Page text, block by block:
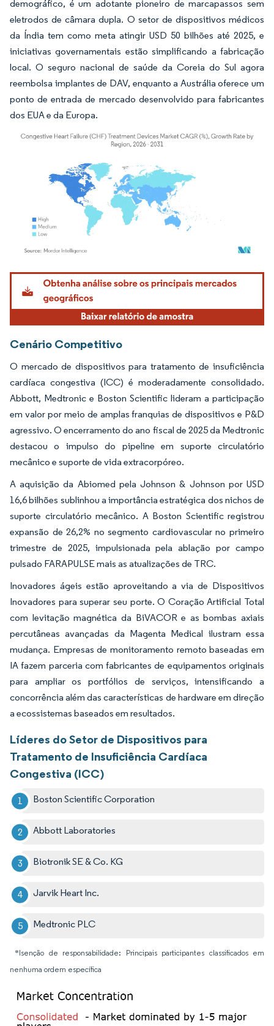
demográfico, é um adotante pioneiro de marcapassos sem
eletrodos de câmara dupla. O setor de dispositivos médicos
da Índia tem como meta atingir USD 50 bilhões até 2025, e
iniciativas governamentais estão simplificando a fabricação
local. O seguro nacional de saúde da Coreia do Sul agora
reembolsa implantes de DAV, enquanto a Austrália oferece um
ponto de entrada de mercado desenvolvido para fabricantes
dos EUA e da Europa.
Imagem © Mordor Intelligence. O reuso requer atribuição conforme CC BY 4.0.
Cenário Competitivo
O mercado de dispositivos para tratamento de insuficiência
cardíaca congestiva (ICC) é moderadamente consolidado.
Abbott, Medtronic e Boston Scientific lideram a participação
em valor por meio de amplas franquias de dispositivos e P&D
agressivo. O encerramento do ano fiscal de 2025 da Medtronic
destacou o impulso do pipeline em suporte circulatório
mecânico e suporte de vida extracorpóreo.
A aquisição da Abiomed pela Johnson & Johnson por USD
16,6 bilhões sublinhou a importância estratégica dos nichos de
suporte circulatório mecânico. A Boston Scientific registrou
expansão de 26,2% no segmento cardiovascular no primeiro
trimestre de 2025, impulsionada pela ablação por campo
pulsado FARAPULSE mais as atualizações de TRC.
Inovadores ágeis estão aproveitando a via de Dispositivos
Inovadores para superar seu porte. O Coração Artificial Total
com levitação magnética da BiVACOR e as bombas axiais
percutâneas avançadas da Magenta Medical ilustram essa
mudança. Empresas de monitoramento remoto baseadas em
IA fazem parceria com fabricantes de equipamentos originais
para ampliar os portfólios de serviços, intensificando a
concorrência além das características de hardware em direção
a ecossistemas baseados em resultados.
Líderes do Setor de Dispositivos para
Tratamento de Insuficiência Cardíaca
Congestiva (ICC)
Boston Scientific Corporation
Abbott Laboratories
Biotronik SE & Co. KG
Jarvik Heart Inc.
Medtronic PLC
*Isenção de responsabilidade: Principais participantes classificados em
nenhuma ordem específica